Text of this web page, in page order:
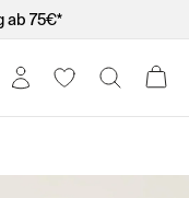
ab 75€*